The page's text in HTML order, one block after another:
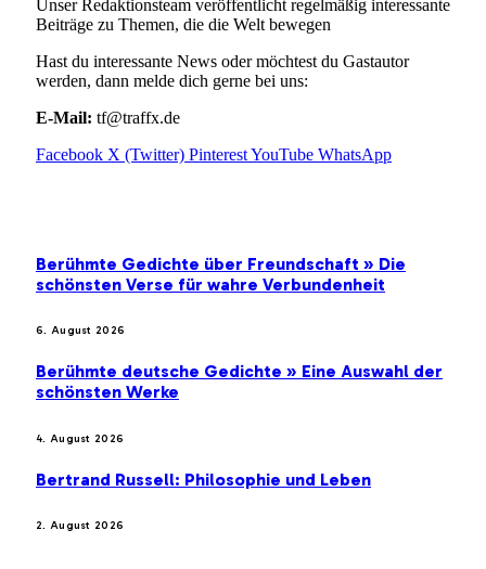
Unser Redaktionsteam veröffentlicht regelmäßig interessante
Beiträge zu Themen, die die Welt bewegen
Hast du interessante News oder möchtest du Gastautor
werden, dann melde dich gerne bei uns:
E-Mail: tf@traffx.de
Facebook X (Twitter) PinterestYouTube WhatsApp
Berühmte Gedichte über Freundschaft » Die
schönsten Verse für wahre Verbundenheit
6. August 2026
Berühmte deutsche Gedichte » Eine Auswahl der
schönsten Werke
4. August 2026
Bertrand Russell: Philosophie und Leben
2. August 2026